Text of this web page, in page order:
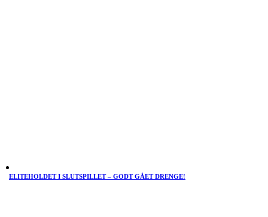
ELITEHOLDET I SLUTSPILLET – GODT GÅET DRENGE!